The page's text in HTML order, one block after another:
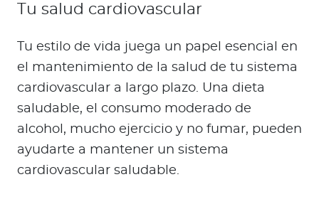
Tu salud cardiovascular
Tu estilo de vida juega un papel esencial en
el mantenimiento de la salud de tu sistema
cardiovascular a largo plazo. Una dieta
saludable, el consumo moderado de
alcohol, mucho ejercicio y no fumar, pueden
ayudarte a mantener un sistema
cardiovascular saludable.